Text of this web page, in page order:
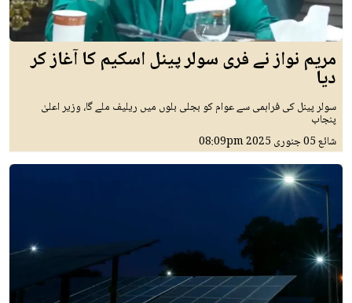
مریم نواز نے فری سولر پینل اسکیم کا آغاز کر
دیا
سولر پینل کی فراہمی سے عوام کو بجلی بلوں میں ریلیف ملے گا، وزیر اعلیٰ
پنجاب
شائع05 جنوری 2025 08:09pm